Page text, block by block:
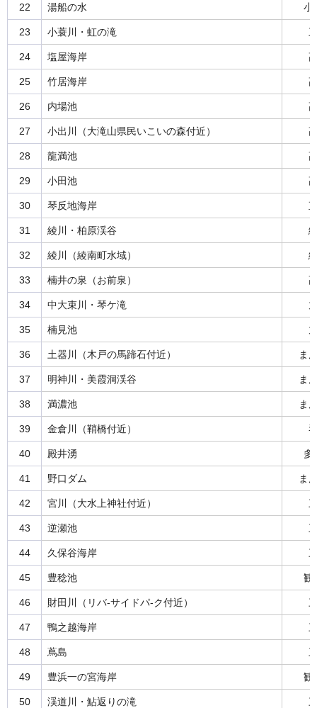
22 湯船の水 小
23 小蓑川・虹の滝
24 塩屋海岸
25 竹居海岸
26 内場池
27 小出川（大滝山県民いこいの森付近）
28 龍満池
29 小田池
30 琴反地海岸
31 綾川・柏原渓谷
32 綾川（綾南町水域）
33 楠井の泉（お前泉）
34 中大束川・琴ケ滝
35 楠見池
36 土器川（木戸の馬蹄石付近） ま
37 明神川・美霞洞渓谷 ま
38 満濃池 ま
39 金倉川（鞘橋付近）
40 殿井湧 多
41 野口ダム ま
42 宮川（大水上神社付近）
43 逆瀬池
44 久保谷海岸
45 豊稔池 観
46 財田川（リバ-サイドパ-ク付近）
47 鴨之越海岸
48 蔦島
49 豊浜一の宮海岸 観
50 渓道川・鮎返りの滝